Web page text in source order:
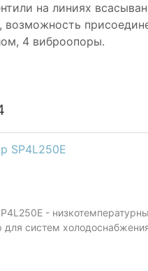
на линиях
4 виброопоры.
SP4L250E
-
систем